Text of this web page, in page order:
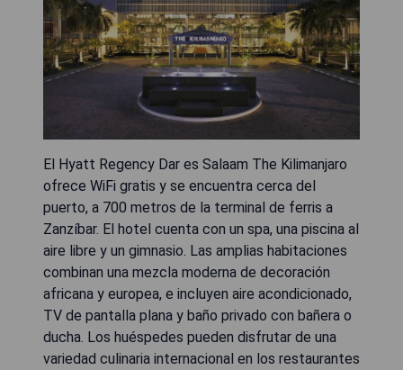
El Hyatt Regency Dar es Salaam The Kilimanjaro
ofrece WiFi gratis y se encuentra cerca del
puerto, a 700 metros de la terminal de ferris a
Zanzíbar. El hotel cuenta con un spa, una piscina al
aire libre y un gimnasio. Las amplias habitaciones
combinan una mezcla moderna de decoración
africana y europea, e incluyen aire acondicionado,
TV de pantalla plana y baño privado con bañera o
ducha. Los huéspedes pueden disfrutar de una
variedad culinaria internacional en los restaurantes